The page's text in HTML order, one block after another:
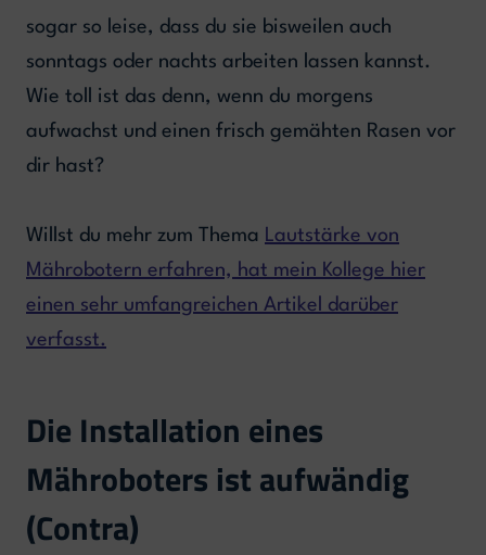
sogar so leise, dass du sie bisweilen auch
sonntags oder nachts arbeiten lassen kannst.
Wie toll ist das denn, wenn du morgens
aufwachst und einen frisch gemähten Rasen vor
dir hast?
Willst du mehr zum Thema Lautstärke von
Mährobotern erfahren, hat mein Kollege hier
einen sehr umfangreichen Artikel darüber
verfasst.
Die Installation eines
Mähroboters ist aufwändig
(Contra)